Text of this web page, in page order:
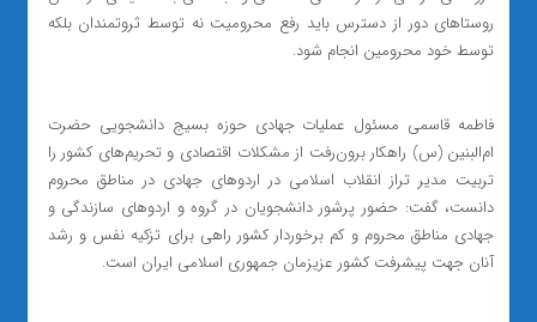
روستاهای دور از دسترس باید رفع محرومیت نه توسط ثروتمندان بلکه
توسط خود محرومین انجام شود.
فاطمه قاسمی مسئول عملیات جهادی حوزه بسیج دانشجویی حضرت
ام‌البنین (س) راهکار برون‌رفت از مشکلات اقتصادی و تحریم‌های کشور را
تربیت مدیر تراز انقلاب اسلامی در اردوهای جهادی در مناطق محروم
دانست، گفت: حضور پرشور دانشجویان در گروه و اردوهای سازندگی و
جهادی مناطق محروم و کم برخوردار کشور راهی برای تزکیه نفس و رشد
آنان جهت پیشرفت کشور عزیزمان جمهوری اسلامی ایران است.